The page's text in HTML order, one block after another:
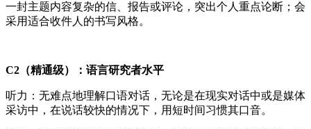
一封主题内容复杂的信、报告或评论，突出个人重点论断；会
采用适合收件人的书写风格。
C2（精通级）：语言研究者水平
听力：无难点地理解口语对话，无论是在现实对话中或是媒体
采访中，在说话较快的情况下，用短时间习惯其口音。